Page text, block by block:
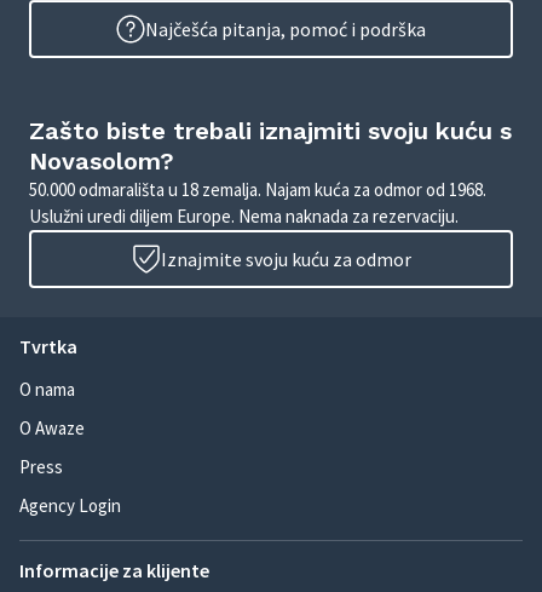
Najčešća pitanja, pomoć i podrška
Zašto biste trebali iznajmiti svoju kuću s
Novasolom?
50.000 odmarališta u 18 zemalja. Najam kuća za odmor od 1968.
Uslužni uredi diljem Europe. Nema naknada za rezervaciju.
Iznajmite svoju kuću za odmor
Tvrtka
O nama
O Awaze
Press
Agency Login
Informacije za klijente